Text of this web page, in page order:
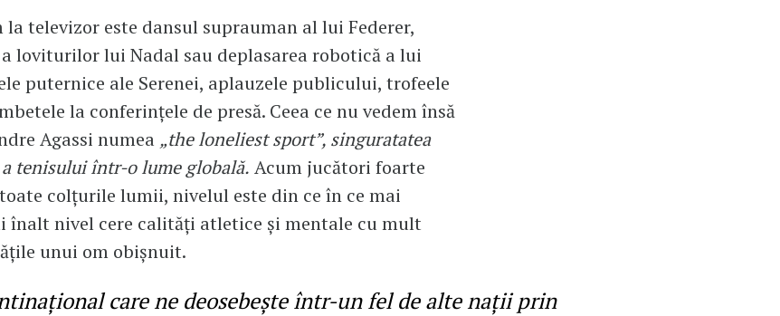
la televizor este dansul suprauman al lui Federer,
loviturilor lui Nadal sau deplasarea robotică a lui
puternice ale Serenei, aplauzele publicului, trofeele
la conferințele de presă. Ceea ce nu vedem însă
Agassi numea „the loneliest sport”, singuratatea
tenisului într-o lume globală. Acum jucători foarte
colțurile lumii, nivelul este din ce în ce mai
înalt nivel cere calități atletice și mentale cu mult
unui om obișnuit.
care ne deosebește într-un fel de alte nații prin